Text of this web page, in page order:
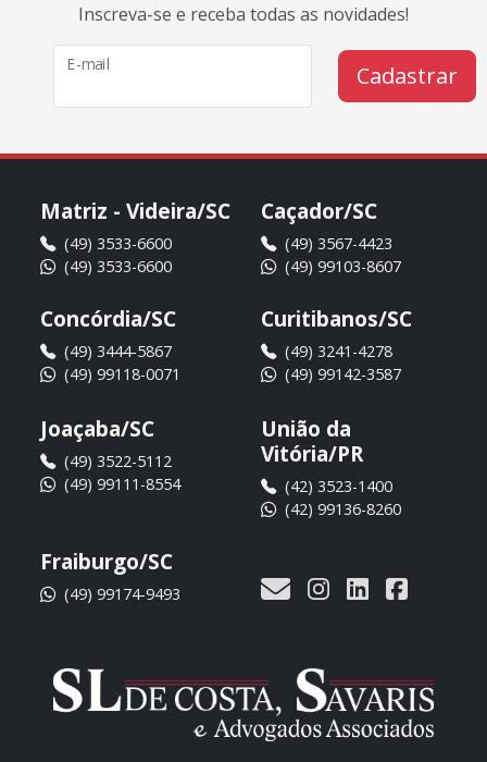
Inscreva-se e receba todas as novidades!
E-mail Cadastrar
Matriz - Videira/SC
(49) 3533-6600
(49) 3533-6600
Caçador/SC
(49) 3567-4423
(49) 99103-8607
Concórdia/SC
(49) 3444-5867
(49) 99118-0071
Curitibanos/SC
(49) 3241-4278
(49) 99142-3587
Joaçaba/SC
(49) 3522-5112
(49) 99111-8554
União da
Vitória/PR
(42) 3523-1400
(42) 99136-8260
Fraiburgo/SC
(49) 99174-9493